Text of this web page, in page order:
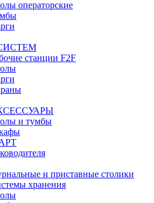
операторские
станции F2F
и тумбы
и приставные столики
хранения